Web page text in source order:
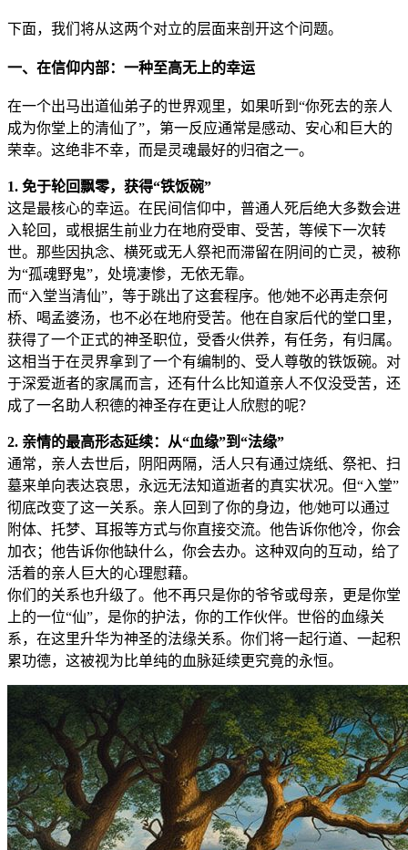
下面，我们将从这两个对立的层面来剖开这个问题。
一、在信仰内部：一种至高无上的幸运
在一个出马出道仙弟子的世界观里，如果听到“你死去的亲人
成为你堂上的清仙了”，第一反应通常是感动、安心和巨大的
荣幸。这绝非不幸，而是灵魂最好的归宿之一。
1. 免于轮回飘零，获得“铁饭碗”
这是最核心的幸运。在民间信仰中，普通人死后绝大多数会进
入轮回，或根据生前业力在地府受审、受苦，等候下一次转
世。那些因执念、横死或无人祭祀而滞留在阴间的亡灵，被称
为“孤魂野鬼”，处境凄惨，无依无靠。
而“入堂当清仙”，等于跳出了这套程序。他/她不必再走奈何
桥、喝孟婆汤，也不必在地府受苦。他在自家后代的堂口里，
获得了一个正式的神圣职位，受香火供养，有任务，有归属。
这相当于在灵界拿到了一个有编制的、受人尊敬的铁饭碗。对
于深爱逝者的家属而言，还有什么比知道亲人不仅没受苦，还
成了一名助人积德的神圣存在更让人欣慰的呢？
2. 亲情的最高形态延续：从“血缘”到“法缘”
通常，亲人去世后，阴阳两隔，活人只有通过烧纸、祭祀、扫
墓来单向表达哀思，永远无法知道逝者的真实状况。但“入堂”
彻底改变了这一关系。亲人回到了你的身边，他/她可以通过
附体、托梦、耳报等方式与你直接交流。他告诉你他冷，你会
加衣；他告诉你他缺什么，你会去办。这种双向的互动，给了
活着的亲人巨大的心理慰藉。
你们的关系也升级了。他不再只是你的爷爷或母亲，更是你堂
上的一位“仙”，是你的护法，你的工作伙伴。世俗的血缘关
系，在这里升华为神圣的法缘关系。你们将一起行道、一起积
累功德，这被视为比单纯的血脉延续更究竟的永恒。